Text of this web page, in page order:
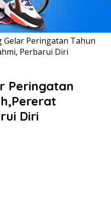
Gelar Peringatan Tahun
Perbarui Diri
Peringatan
Diri